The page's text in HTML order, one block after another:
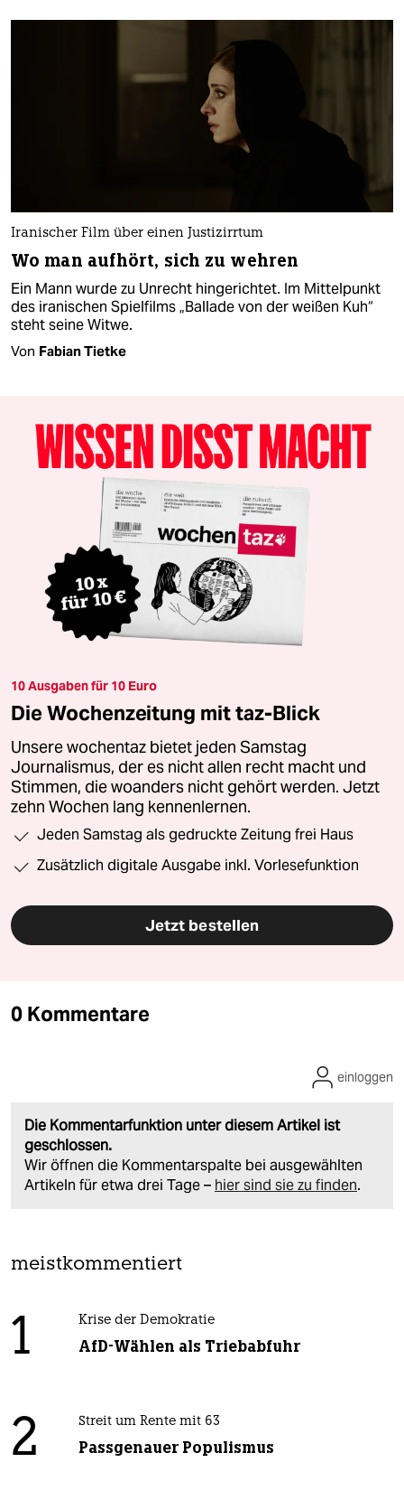
Iranischer Film über einen Justizirrtum
Wo man aufhört, sich zu wehren
Ein Mann wurde zu Unrecht hingerichtet. Im Mittelpunkt
des iranischen Spielfilms „Ballade von der weißen Kuh“
steht seine Witwe.
Von Fabian Tietke
10 Ausgaben für 10 Euro
Die Wochenzeitung mit taz-Blick
Unsere wochentaz bietet jeden Samstag
Journalismus, der es nicht allen recht macht und
Stimmen, die woanders nicht gehört werden. Jetzt
zehn Wochen lang kennenlernen.
Jeden Samstag als gedruckte Zeitung frei Haus
Zusätzlich digitale Ausgabe inkl. Vorlesefunktion
Jetzt bestellen
0 Kommentare
Die Kommentarfunktion unter diesem Artikel ist
geschlossen.
Wir öffnen die Kommentarspalte bei ausgewählten
Artikeln für etwa drei Tage – hier sind sie zu finden.
einloggen
meistkommentiert
1 Krise der Demokratie
AfD-Wählen als Triebabfuhr
2 Streit um Rente mit 63
Passgenauer Populismus